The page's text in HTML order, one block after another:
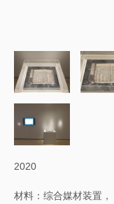
2020
材料：综合媒材装置